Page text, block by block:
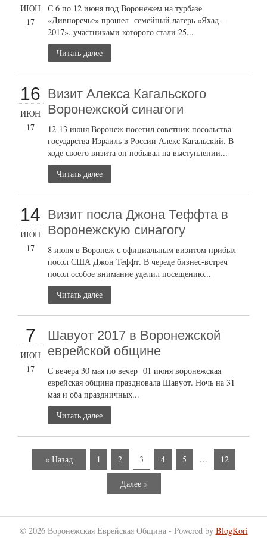
ИЮН
17
С 6 по 12 июня под Воронежем на турбазе
«Дивноречье» прошел семейный лагерь «Яхад –
2017», участниками которого стали 25...
Читать далее
16
ИЮН
17
Визит Алекса Кагальского
Воронежской синагоги
12-13 июня Воронеж посетил советник посольства
государства Израиль в России Алекс Кагальский. В
ходе своего визита он побывал на выступлении...
Читать далее
14
ИЮН
17
Визит посла Джона Теффта в
Воронежскую синагогу
8 июня в Воронеж с официальным визитом прибыл
посол США Джон Теффт. В череде бизнес-встреч
посол особое внимание уделил посещению...
Читать далее
7
ИЮН
17
Шавуот 2017 в Воронежской
еврейской общине
С вечера 30 мая по вечер 01 июня воронежская
еврейская община праздновала Шавуот. Ночь на 31
мая и оба праздничных...
Читать далее
« Назад 1 2 3 4 5 … 12
Далее »
© 2026 Воронежская Еврейская Община - Powered by BlogKori